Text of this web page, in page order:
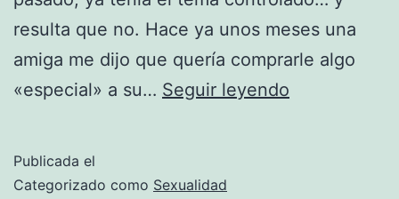
resulta que no. Hace ya unos meses una
amiga me dijo que quería comprarle algo
«especial» a su… Seguir leyendo
Publicada el
Categorizado como Sexualidad